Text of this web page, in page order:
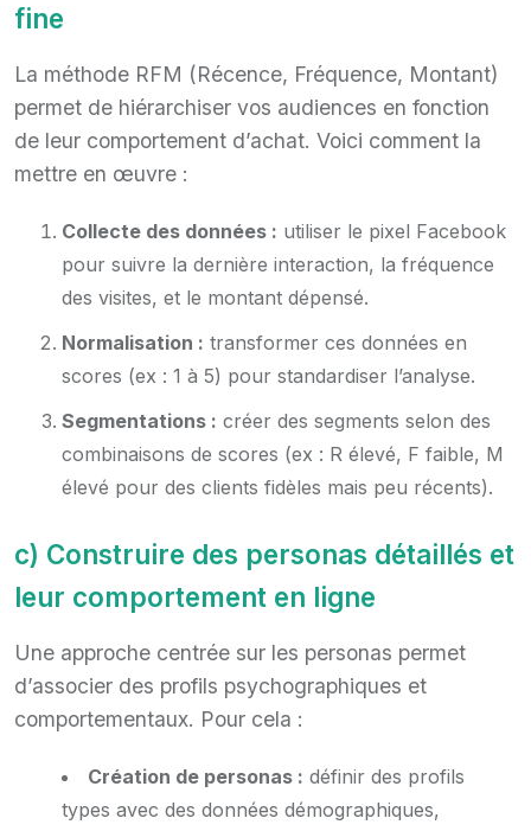
fine
La méthode RFM (Récence, Fréquence, Montant)
permet de hiérarchiser vos audiences en fonction
de leur comportement d’achat. Voici comment la
mettre en œuvre :
Collecte des données : utiliser le pixel Facebook
pour suivre la dernière interaction, la fréquence
des visites, et le montant dépensé.
Normalisation : transformer ces données en
scores (ex : 1 à 5) pour standardiser l’analyse.
Segmentations : créer des segments selon des
combinaisons de scores (ex : R élevé, F faible, M
élevé pour des clients fidèles mais peu récents).
c) Construire des personas détaillés et
leur comportement en ligne
Une approche centrée sur les personas permet
d’associer des profils psychographiques et
comportementaux. Pour cela :
Création de personas : définir des profils
types avec des données démographiques,